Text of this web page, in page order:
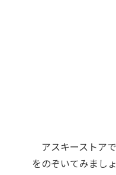
アスキーストア
をのぞいてみまし